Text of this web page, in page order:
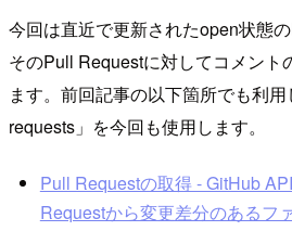
今回は直近で更新されたopen状態
そのPull Requestに対してコメント
ます。前回記事の以下箇所でも利
requests」を今回も使用します。
Pull Requestの取得 - GitHub
Requestから変更差分のあるフ